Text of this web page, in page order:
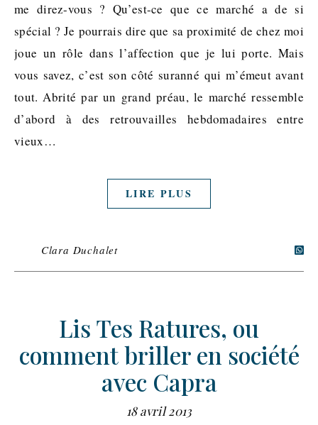
me direz-vous ? Qu’est-ce que ce marché a de si
spécial ? Je pourrais dire que sa proximité de chez moi
joue un rôle dans l’affection que je lui porte. Mais
vous savez, c’est son côté suranné qui m’émeut avant
tout. Abrité par un grand préau, le marché ressemble
d’abord à des retrouvailles hebdomadaires entre
vieux…
LIRE PLUS
Clara Duchalet
Lis Tes Ratures, ou
comment briller en société
avec Capra
18 avril 2013